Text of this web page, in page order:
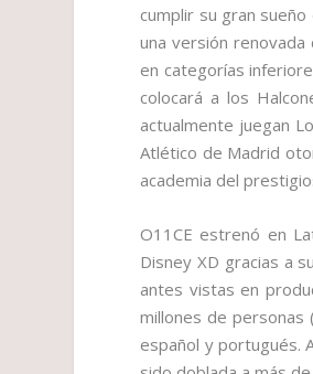
cumplir su gran
una versión
en categorías
colocará a los
actualmente juegan
Atlético de Madrid
academia del
O11CE estrenó en
Disney XD gracias a
antes vistas en
millones de
español y portugués.